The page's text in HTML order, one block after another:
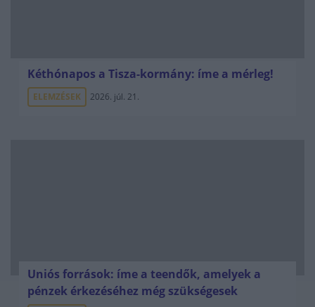
Kéthónapos a Tisza-kormány: íme a mérleg!
ELEMZÉSEK 2026. júl. 21.
Uniós források: íme a teendők, amelyek a
pénzek érkezéséhez még szükségesek